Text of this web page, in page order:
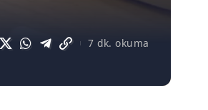
7 dk. okuma